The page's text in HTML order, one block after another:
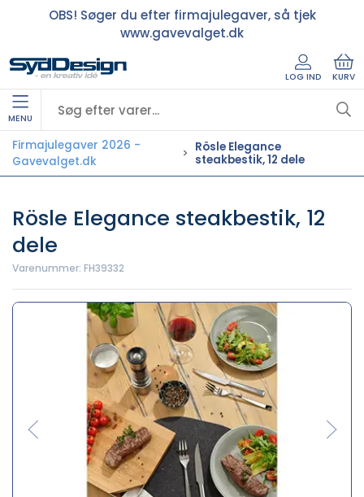
OBS! Søger du efter firmajulegaver, så tjek
www.gavevalget.dk
LOG IND KURV
MENU
Firmajulegaver 2026 -
Gavevalget.dk
Rösle Elegance
steakbestik, 12 dele
Rösle Elegance steakbestik, 12
dele
Varenummer: FH39332